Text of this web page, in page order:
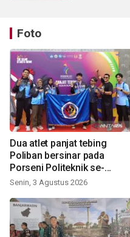
Foto
Dua atlet panjat tebing
Poliban bersinar pada
Porseni Politeknik se-
Indonesia 2026
Senin, 3 Agustus 2026